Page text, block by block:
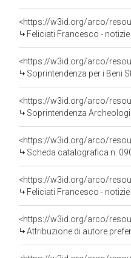
<https://w3id.org/arco/
Feliciati Francesco -
<https://w3id.org/arco/
Soprintendenza per i Beni
<https://w3id.org/arco/
Soprintendenza
<https://w3id.org/arco/
Scheda catalografica n:
<https://w3id.org/arco/
Feliciati Francesco -
<https://w3id.org/arco/
Attribuzione di autore